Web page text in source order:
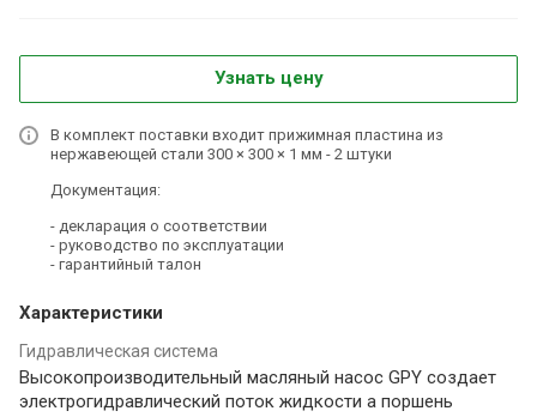
Узнать цену
В комплект поставки входит прижимная пластина из
нержавеющей стали 300 × 300 × 1 мм - 2 штуки
Документация:
- декларация о соответствии
- руководство по эксплуатации
- гарантийный талон
Характеристики
Гидравлическая система
Высокопроизводительный масляный насос GPY создает
электрогидравлический поток жидкости а поршень